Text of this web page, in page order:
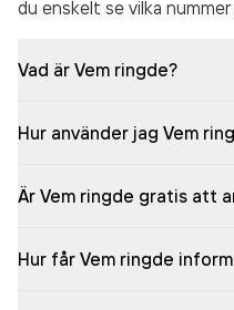
du enskelt se vilka
Vad är Vem ringde?
Hur använder jag Vem
Är Vem ringde gratis att
Hur får Vem ringde